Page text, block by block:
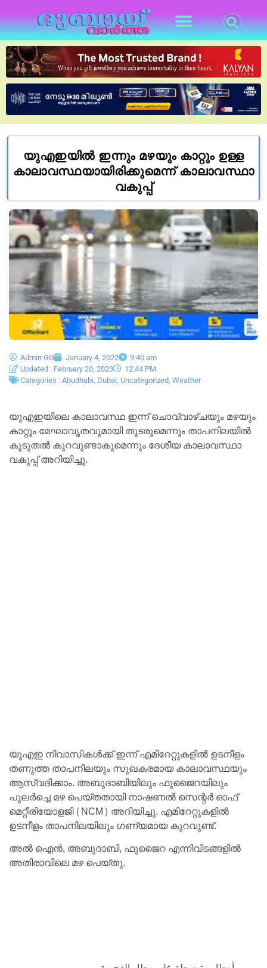
യുഎഇയിൽ ഇന്നും മഴയും കാറ്റും ഉള്ള
കാലാവസ്ഥയായിരിക്കുമെന്ന് കാലാവസ്ഥാ
വകുപ്പ്
Admin GG January 4, 2022
9:40 am
Updated : February 20, 2023
12:44 PM
Categories : Abudhabi Dubai Uncategorized Weather
യുഎഇയിലെ കാലാവസ്ഥ ഇന്ന് ചൊവ്വാഴ്ചയും മഴയും
കാറ്റും മേഘാവൃതവുമായി തുടരുമെന്നും താപനിലയിൽ
കൂടുതൽ കുറവുണ്ടാകുമെന്നും ദേശീയ കാലാവസ്ഥാ
വകുപ്പ് അറിയിച്ചു.
യുഎഇ നിവാസികൾക്ക് ഇന്ന് എമിറേറ്റുകളിൽ ഉടനീളം
തണുത്ത താപനിലയും സുഖകരമായ കാലാവസ്ഥയും
ആസ്വദിക്കാം. അബുദാബിയിലും ഫുജൈറയിലും
പുലർച്ചെ മഴ പെയ്തതായി നാഷണൽ സെന്റർ ഓഫ്
മെറ്റീരിയോളജി (NCM) അറിയിച്ചു. എമിറേറ്റുകളിൽ
ഉടനീളം താപനിലയിലും ഗണ്യമായ കുറവുണ്ട്.
അൽ ഐൻ, അബുദാബി, ഫുജൈറ എന്നിവിടങ്ങളിൽ
അതിരാവിലെ മഴ പെയ്തു.